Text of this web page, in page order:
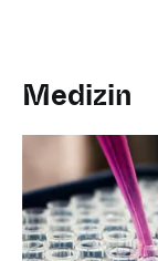
Medizin